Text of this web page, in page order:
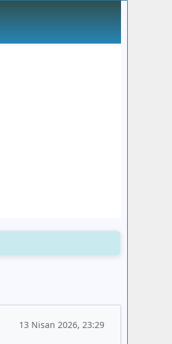
13 Nisan 2026, 23:29